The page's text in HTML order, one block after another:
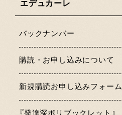
エデュカーレ
バックナンバー
購読・お申し込みについて
新規購読お申し込みフォーム
『発達深ボリブックレット』